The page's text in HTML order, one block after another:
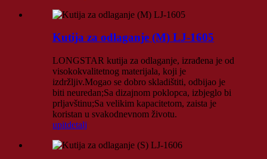
Kutija za odlaganje (M) LJ-1605
LONGSTAR kutija za odlaganje, izrađena je od
visokokvalitetnog materijala, koji je
izdržljiv.Mogao se dobro skladištiti, odbijao je
biti neuredan;Sa dizajnom poklopca, izbjeglo bi
prljavštinu;Sa velikim kapacitetom, zaista je
koristan u svakodnevnom životu.
upitdetalj